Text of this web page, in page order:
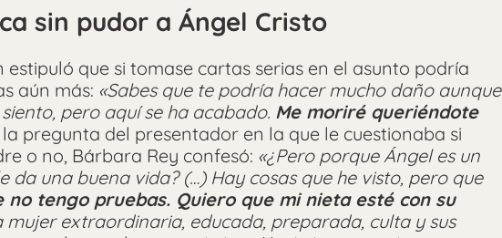
sin pudor a Ángel Cristo
que si tomase cartas serias en el asunto podría
aún más: «Sabes que te podría hacer mucho daño aunque
pero aquí se ha acabado. Me moriré queriéndote
pregunta del presentador en la que le cuestionaba si
o no, Bárbara Rey confesó: «¿Pero porque Ángel es un
da una buena vida? (…) Hay cosas que he visto, pero que
tengo pruebas. Quiero que mi nieta esté con su
mujer extraordinaria, educada, preparada, culta y sus